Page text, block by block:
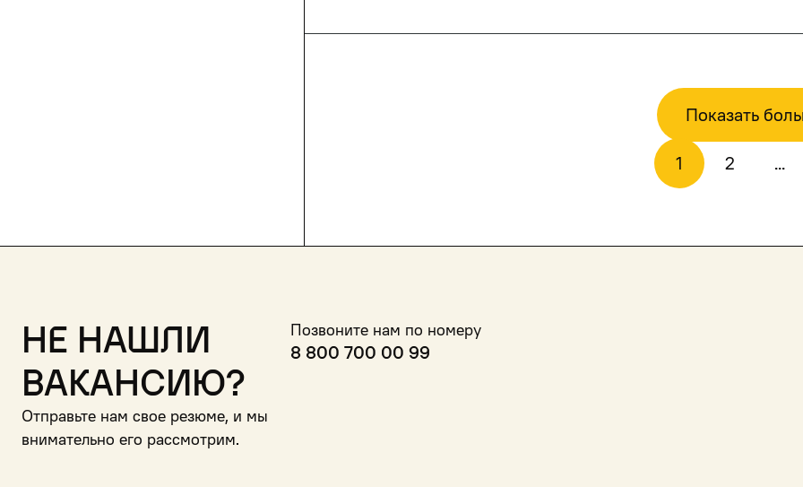
Показать
1 2 ...
Не нашли
вакансию?
Отправьте нам свое резюме, и мы
внимательно его рассмотрим.
Позвоните нам по номеру
8 800 700 00 99